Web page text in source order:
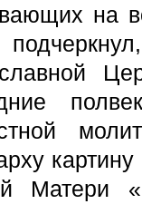
на
Матери